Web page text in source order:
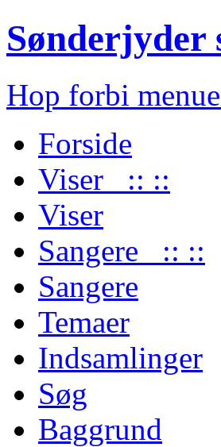
Sønderjyder
Hop forbi
Forside
Viser :: ::
Viser
Sangere :: ::
Sangere
Temaer
Indsamlinger
Søg
Baggrund